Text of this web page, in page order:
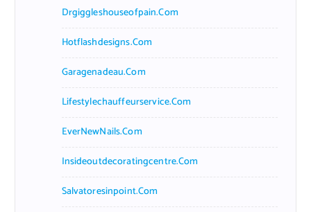
Drgiggleshouseofpain.com
Hotflashdesigns.com
Garagenadeau.com
Lifestylechauffeurservice.com
EverNewNails.com
Insideoutdecoratingcentre.com
Salvatoresinpoint.com